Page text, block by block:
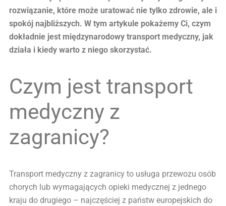
rozwiązanie, które może uratować nie tylko zdrowie, ale i
spokój najbliższych. W tym artykule pokażemy Ci, czym
dokładnie jest międzynarodowy transport medyczny, jak
działa i kiedy warto z niego skorzystać.
Czym jest transport
medyczny z
zagranicy?
Transport medyczny z zagranicy to usługa przewozu osób
chorych lub wymagających opieki medycznej z jednego
kraju do drugiego – najczęściej z państw europejskich do